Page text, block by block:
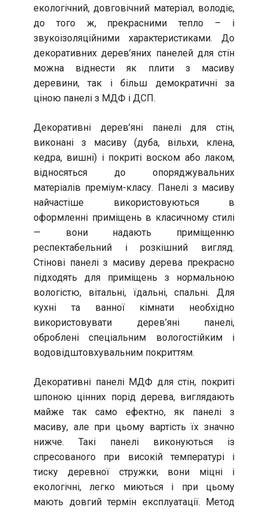
екологічний, довговічний матеріал, володіє,
до того ж, прекрасними тепло – і
звукоізоляційними характеристиками. До
декоративних дерев’яних панелей для стін
можна віднести як плити з масиву
деревини, так і більш демократичні за
ціною панелі з МДФ і ДСП.
Декоративні дерев’яні панелі для стін,
виконані з масиву (дуба, вільхи, клена,
кедра, вишні) і покриті воском або лаком,
відносяться до опоряджувальних
матеріалів преміум-класу. Панелі з масиву
найчастіше використовуються в
оформленні приміщень в класичному стилі
— вони надають приміщенню
респектабельний і розкішний вигляд.
Стінові панелі з масиву дерева прекрасно
підходять для приміщень з нормальною
вологістю, вітальні, їдальні, спальні. Для
кухні та ванної кімнати необхідно
використовувати дерев’яні панелі,
оброблені спеціальним вологостійким і
водовідштовхувальним покриттям.
Декоративні панелі МДФ для стін, покриті
шпоною цінних порід дерева, виглядають
майже так само ефектно, як панелі з
масиву, але при цьому вартість їх значно
нижче. Такі панелі виконуються із
спресованого при високій температурі і
тиску деревної стружки, вони міцні і
екологічні, легко миються і при цьому
мають довгий термін експлуатації. Метод